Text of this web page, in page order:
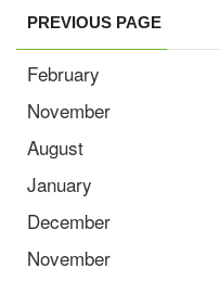
PREVIOUS PAGE
February
November
August
January
December
November